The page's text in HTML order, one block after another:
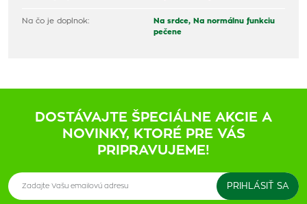
Na čo je doplnok: Na srdce, Na normálnu funkciu
pečene
DOSTÁVAJTE ŠPECIÁLNE AKCIE A
NOVINKY, KTORÉ PRE VÁS
PRIPRAVUJEME!